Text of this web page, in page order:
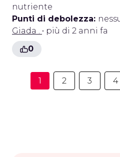
nutriente
Punti di debolezza:
Giada . • più di 2 anni fa
0
1 2 3 4